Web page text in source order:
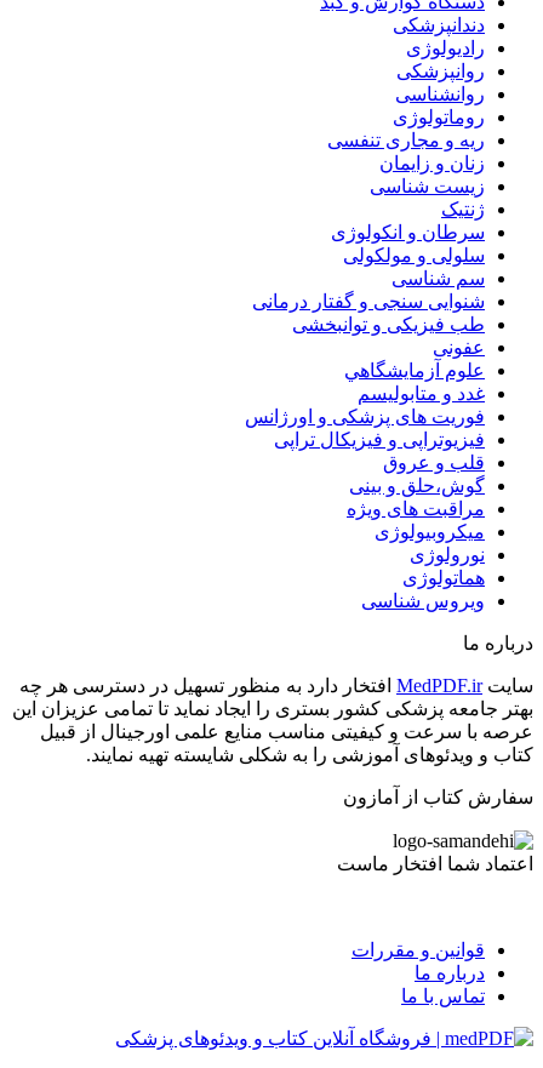
دندانپزشکی
رادیولوژی
روانپزشکی
روانشناسی
روماتولوژی
ریه و مجاری تنفسی
زنان و زایمان
زیست شناسی
ژنتیک
سرطان و انکولوژی
سلولی و مولکولی
سم شناسی
شنوایی سنجی و گفتار درمانی
طب فیزیکی و توانبخشی
عفونی
علوم آزمايشگاهي
غدد و متابولیسم
فوریت های پزشکی و اورژانس
فیزیوتراپی و فیزیکال تراپی
قلب و عروق
گوش،حلق و بینی
مراقبت های ویژه
میکروبیولوژی
نورولوژی
هماتولوژی
ویروس شناسی
درباره ما
سایتMedPDF.ir افتخار دارد به منظور تسهیل در دسترسی هر چه
بهتر جامعه پزشکی کشور بستری را ایجاد نماید تا تمامی عزیزان این
عرصه با سرعت و کیفیتی مناسب منایع علمی اورجینال از قبیل
کتاب و ویدئوهای آموزشی را به شکلی شایسته تهیه نمایند.
سفارش کتاب از آمازون
اعتماد شما افتخار ماست
قوانین و مقررات
درباره ما
تماس با ما